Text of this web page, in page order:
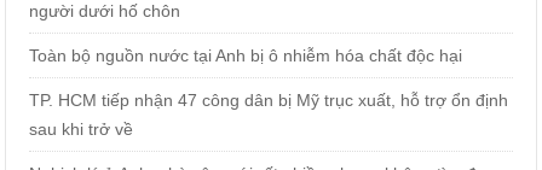
người dưới hố chôn
Toàn bộ nguồn nước tại Anh bị ô nhiễm hóa chất độc hại
TP. HCM tiếp nhận 47 công dân bị Mỹ trục xuất, hỗ trợ ổn định
sau khi trở về